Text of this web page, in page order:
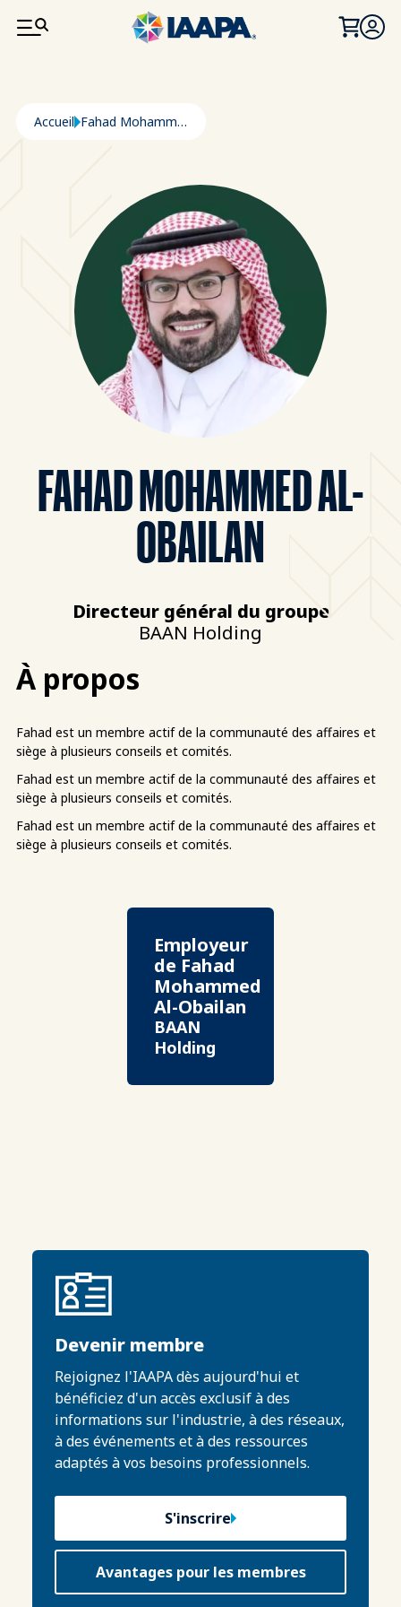
ALLER AU CONTENU PRINCIPAL
Fil d'Ariane
Accueil Fahad Mohammed Al-Obailan
FAHAD MOHAMMED AL-
OBAILAN
Directeur général du groupe
BAAN Holding
À propos
Fahad est un membre actif de la communauté des affaires et
siège à plusieurs conseils et comités.
Fahad est un membre actif de la communauté des affaires et
siège à plusieurs conseils et comités.
Fahad est un membre actif de la communauté des affaires et
siège à plusieurs conseils et comités.
Employeur
de Fahad
Mohammed
Al-Obailan
BAAN
Holding
Devenir membre
Rejoignez l'IAAPA dès aujourd'hui et
bénéficiez d'un accès exclusif à des
informations sur l'industrie, à des réseaux,
à des événements et à des ressources
adaptés à vos besoins professionnels.
S'inscrire
Avantages pour les membres